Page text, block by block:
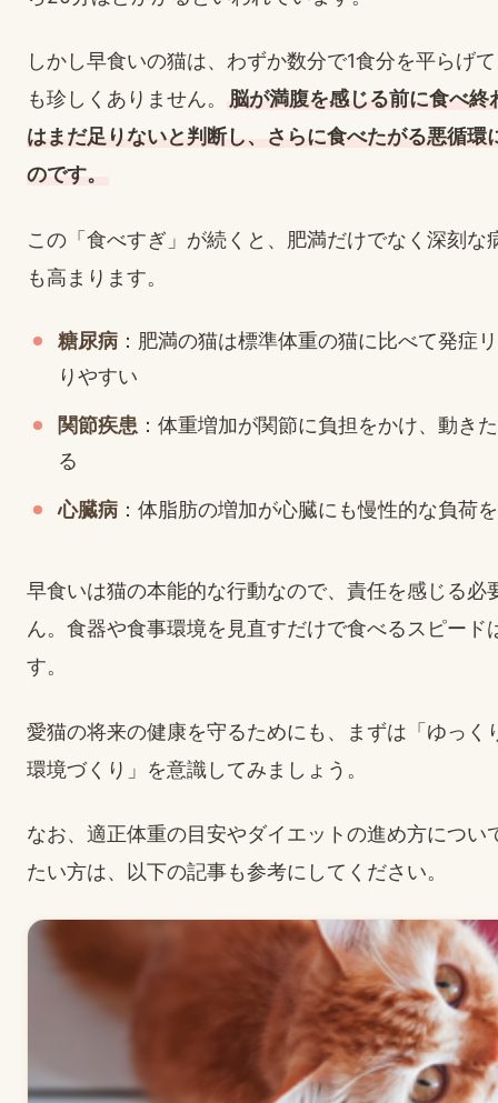
しかし早食いの猫は、わずか数分で1食分を平らげ
も珍しくありません。
脳が満腹を感じる前に食べ終
はまだ足りないと判断し、さらに食べたがる悪循環
のです。
この「食べすぎ」が続くと、肥満だけでなく深刻な
も高まります。
糖尿病 ：肥満の猫は標準体重の猫に比べて発症
りやすい
関節疾患 ：体重増加が関節に負担をかけ、動き
る
心臓病 ：体脂肪の増加が心臓にも慢性的な負荷
早食いは猫の本能的な行動なので、責任を感じる必
ん。食器や食事環境を見直すだけで食べるスピード
す。
愛猫の将来の健康を守るためにも、まずは「ゆっく
環境づくり」を意識してみましょう。
なお、適正体重の目安やダイエットの進め方につい
たい方は、以下の記事も参考にしてください。